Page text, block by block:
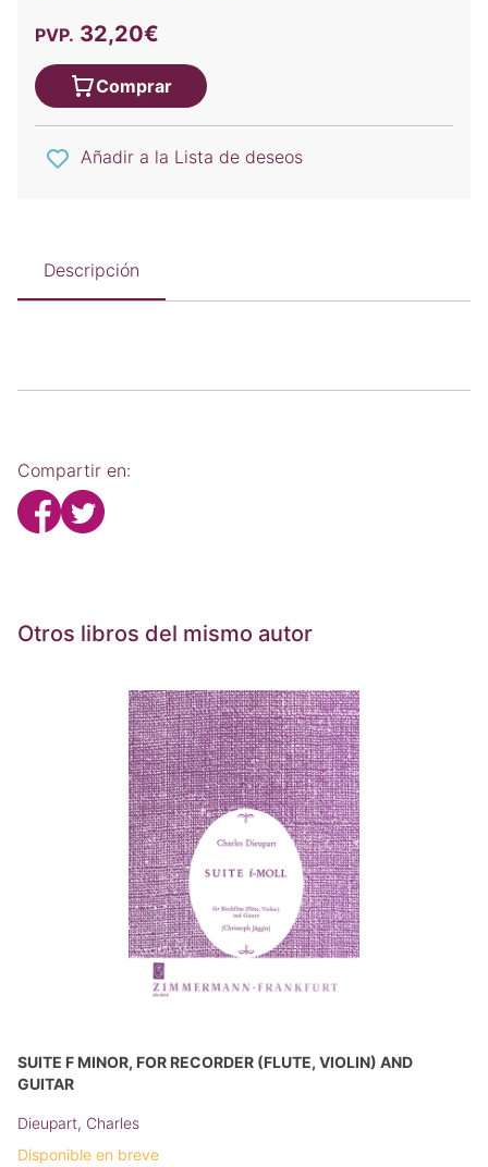
PVP. 32,20€
Comprar
Añadir a la Lista de deseos
Descripción
Compartir en:
Otros libros del mismo autor
SUITE F MINOR, FOR RECORDER (FLUTE, VIOLIN) AND
GUITAR
Dieupart, Charles
Disponible en breve